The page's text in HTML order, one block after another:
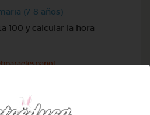
(7-8 años)
100 y calcular la hora